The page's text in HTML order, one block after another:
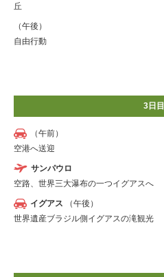
丘
（午後）
自由行動
3日目
（午前）
空港へ送迎
サンパウロ
空路、世界三大瀑布の一つイグアスへ
イグアス
（午後）
世界遺産ブラジル側イグアスの滝観光